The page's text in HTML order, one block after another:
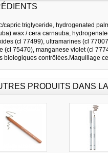
capric triglyceride, hydrogenated
wax / cera carnauba,
(cl 77499), ultramarines (cl
(cl 75470), manganese violet (cl
biologiques contrôlées.Maquillage
PRODUITS DANS